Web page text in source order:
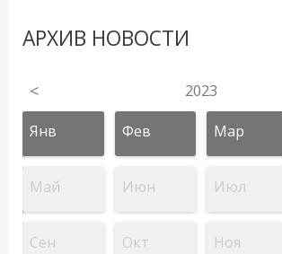
АРХИВ НОВОСТИ
< 2023
Янв Фев Мар
Май Июн Июл
Сен Окт Ноя